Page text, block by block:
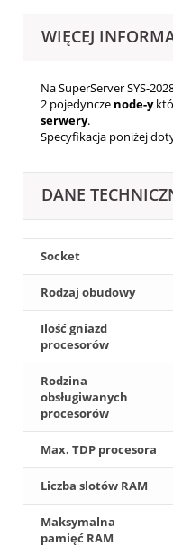
WIĘCEJ
Na SuperServer SYS-
2 pojedyncze node-y
serwery.
Specyfikacja poniżej
DANE
Socket
Rodzaj obudowy
Ilość gniazd
procesorów
Rodzina
obsługiwanych
procesorów
Max. TDP procesora
Liczba slotów RAM
Maksymalna
pamięć RAM